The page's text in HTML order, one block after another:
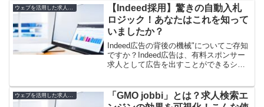
どのような事例があるのか、そしてその
結果には一体どんな驚きが...
ウェブを活用した求人方法
【Indeed採用】驚きの自動入札
ロジック！あなたはこれを知って
いましたか？
Indeed広告の背後の機械"についてご存知
ですか？Indeed広告は、有料スポンサー
求人として広告を出すことができるシス
ることができます。この記事では、自動
入札ロジッ...
ウェブを活用した求人方法
「GMO jobbi」とは？求人検索エ